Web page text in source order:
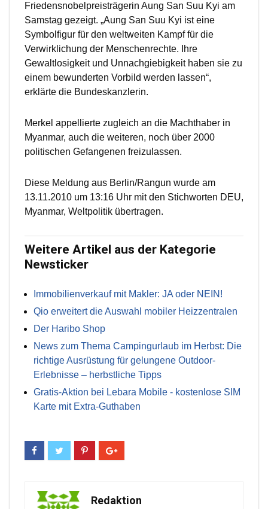
Friedensnobelpreisträgerin Aung San Suu Kyi am
Samstag gezeigt. „Aung San Suu Kyi ist eine
Symbolfigur für den weltweiten Kampf für die
Verwirklichung der Menschenrechte. Ihre
Gewaltlosigkeit und Unnachgiebigkeit haben sie zu
einem bewunderten Vorbild werden lassen“,
erklärte die Bundeskanzlerin.
Merkel appellierte zugleich an die Machthaber in
Myanmar, auch die weiteren, noch über 2000
politischen Gefangenen freizulassen.
Diese Meldung aus Berlin/Rangun wurde am
13.11.2010 um 13:16 Uhr mit den Stichworten DEU,
Myanmar, Weltpolitik übertragen.
Weitere Artikel aus der Kategorie
Newsticker
Immobilienverkauf mit Makler: JA oder NEIN!
Qio erweitert die Auswahl mobiler Heizzentralen
Der Haribo Shop
News zum Thema Campingurlaub im Herbst: Die
richtige Ausrüstung für gelungene Outdoor-
Erlebnisse – herbstliche Tipps
Gratis-Aktion bei Lebara Mobile - kostenlose SIM
Karte mit Extra-Guthaben
Redaktion